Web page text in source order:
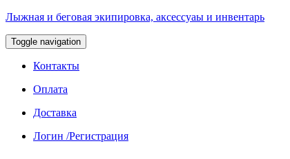
Лыжная и беговая экипировка, аксессуаы и инвентарь
Toggle navigation
Контакты
Оплата
Доставка
Логин /Регистрация